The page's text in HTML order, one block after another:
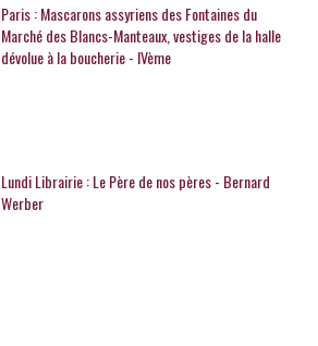
Paris : Mascarons assyriens des Fontaines du
Marché des Blancs-Manteaux, vestiges de la halle
dévolue à la boucherie - IVème
Lundi Librairie : Le Père de nos pères - Bernard
Werber